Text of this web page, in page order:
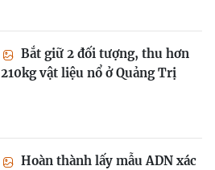
Bắt giữ 2 đối tượng, thu hơn
210kg vật liệu nổ ở Quảng Trị
Hoàn thành lấy mẫu ADN xác